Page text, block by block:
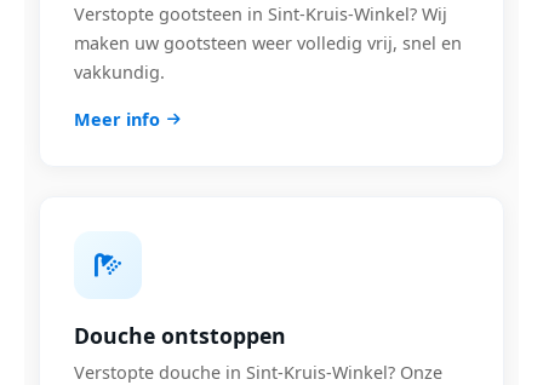
Verstopte gootsteen in Sint-Kruis-Winkel? Wij
maken uw gootsteen weer volledig vrij, snel en
vakkundig.
Meer info
Douche ontstoppen
Verstopte douche in Sint-Kruis-Winkel? Onze